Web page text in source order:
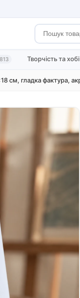
Творчість та хобі
см, гладка фактура,